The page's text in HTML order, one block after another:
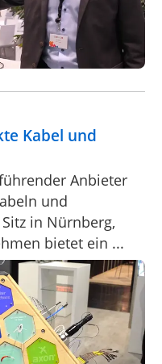
Kabel und
Anbieter
und
in Nürnberg,
bietet ein ...